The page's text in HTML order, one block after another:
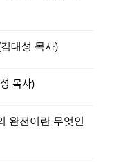
대성 목사)
대성 목사)
완전이란 무엇인